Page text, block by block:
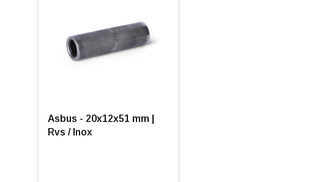
Asbus - 20x12x51 mm |
Rvs / Inox